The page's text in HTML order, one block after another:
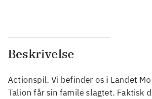
Beskrivelse
Actionspil. Vi befinder os i Landet
Talion får sin famile slagtet. Faktisk